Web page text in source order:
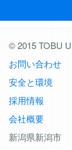
© 2015 TOBU
お問い合わせ
安全と環境
採用情報
会社概要
新潟県新潟市